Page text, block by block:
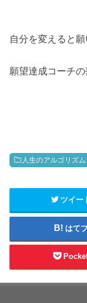
自分を変えると願
願望達成コーチの
人生のアルゴリズム
ツイー
はて